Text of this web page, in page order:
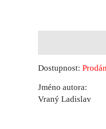
Dostupnost:
Jméno autora:
Vraný Ladislav